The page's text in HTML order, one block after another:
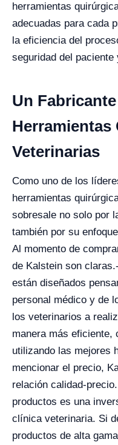
herramientas
adecuadas para cada
la eficiencia del
seguridad del
Un
Veterinarias
Como uno de los
herramientas
sobresale no solo por
también por su
Al momento de
de Kalstein son claras.
están diseñados
personal médico y de
los veterinarios a
manera más eficiente,
utilizando las mejores
mencionar el precio,
relación calidad-
productos es una
clínica veterinaria. Si
productos de alta